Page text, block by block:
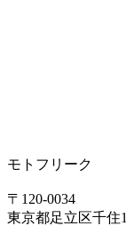
モトフリーク
〒120-0034
東京都足立区千住